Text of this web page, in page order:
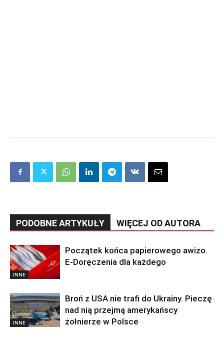
PODOBNE ARTYKUŁY WIĘCEJ OD AUTORA
INNE
Początek końca papierowego awizo.
E-Doręczenia dla każdego
INNE
Broń z USA nie trafi do Ukrainy. Pieczę
nad nią przejmą amerykańscy
żołnierze w Polsce